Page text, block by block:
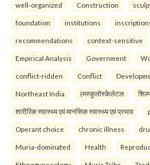
well-organized Construction
foundation institutions
recommendations context-sensitive
Empirical Analysis Government
conflict-ridden Conflict
Northeast India. (मस्कुलोस्केलेटल
शारीरिक स्वास्थ्य एवं मानसिक स्वास्थ्य एवं प्रभाव
Operant choice chronic illness
Muria-dominated Health